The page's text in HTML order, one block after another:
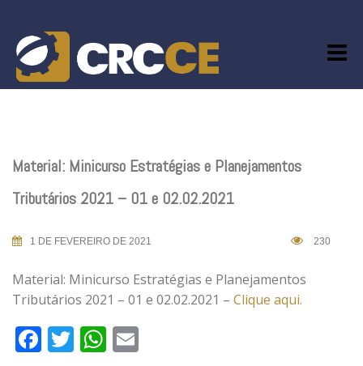
content
Material: Minicurso Estratégias e Planejamentos
Tributários 2021 – 01 e 02.02.2021
1 DE FEVEREIRO DE 2021 230
Material: Minicurso Estratégias e Planejamentos
Tributários 2021 – 01 e 02.02.2021 – Clique aqui.
Facebook
TwitterWhatsApp